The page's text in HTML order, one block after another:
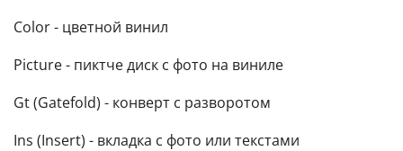
Color - цветной винил
Picture - пиктче диск с фото на виниле
Gt (Gatefold) - конверт с разворотом
Ins (Insert) - вкладка с фото или текстами